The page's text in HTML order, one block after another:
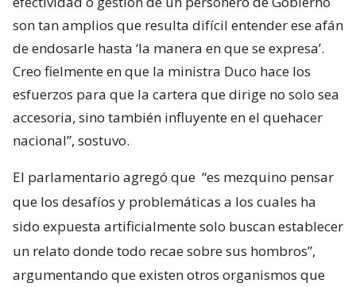
son tan amplios que resulta difícil entender ese afán
de endosarle hasta ‘la manera en que se expresa’.
Creo fielmente en que la ministra Duco hace los
esfuerzos para que la cartera que dirige no solo sea
accesoria, sino también influyente en el quehacer
nacional”, sostuvo.
El parlamentario agregó que “es mezquino pensar
que los desafíos y problemáticas a los cuales ha
sido expuesta artificialmente solo buscan establecer
un relato donde todo recae sobre sus hombros”,
argumentando que existen otros organismos que